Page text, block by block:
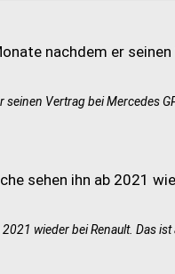
Vertrag bei Mercedes
wieder bei Renault. Das ist